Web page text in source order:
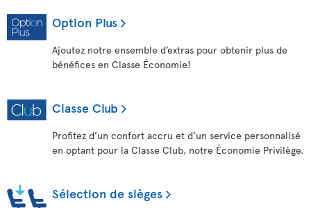
Option Plus
Ajoutez notre ensemble d’extras pour obtenir plus de
bénéfices en Classe Économie!
Classe Club
Profitez d’un confort accru et d’un service personnalisé
en optant pour la Classe Club, notre Économie Privilège.
Sélection de sièges